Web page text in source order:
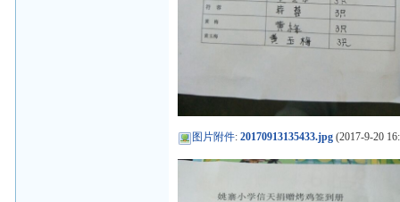
图片附件:20170913135433.jpg (2017-9-20